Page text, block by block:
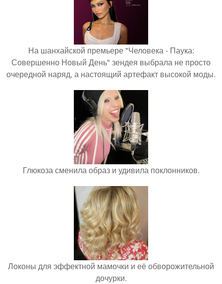
На шанхайской премьере "Человека - Паука:
Совершенно Новый День" зендея выбрала не просто
очередной наряд, а настоящий артефакт высокой моды.
Глюкоза сменила образ и удивила поклонников.
Локоны для эффектной мамочки и её обворожительной
дочурки.